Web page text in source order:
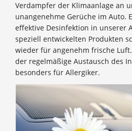
Verdampfer der Klimaanlage an
unangenehme Gerüche im Auto.
effektive Desinfektion in unserer
speziell entwickelten Produkten
wieder für angenehm frische
der regelmäßige Austausch des
besonders für Allergiker.